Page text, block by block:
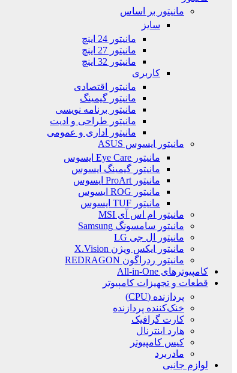
مانیتور بر اساس
سایز
مانیتور 24 اینچ
مانیتور 27 اینچ
مانیتور 32 اینچ
کاربری
مانیتور اقتصادی
مانیتور گیمینگ
مانیتور برنامه نویسی
مانیتور طراحی و ادیت
مانیتور اداری و عمومی
مانیتور ایسوس ASUS
مانیتور Eye Care ایسوس
مانیتور گیمینگ ایسوس
مانیتور ProArt ایسوس
مانیتور ROG ایسوس
مانیتور TUF ایسوس
مانیتور ام اس آی MSI
مانیتور سامسونگ Samsung
مانیتور ال جی LG
مانیتور ایکس ویژن X.Vision
مانیتور ردراگون REDRAGON
کامپیوترهای All-in-One
قطعات و تجهیزات کامپیوتر
پردازنده (CPU)
خنک‌کننده پردازنده
کارت گرافیک
هارد اینترنال
کیس کامپیوتر
مادربرد
لوازم جانبی